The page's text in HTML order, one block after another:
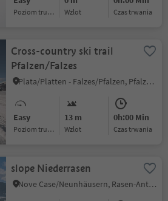
Poziom trudności Wzlot czas trwania
Cross-country ski trail
Pfalzen/Falzes
Plata/Platten - Falzes/Pfalzen, Pfalzen/Falzes, Dolomites Region Kronplatz/Plan de Corones
Easy
Poziom trudności
13 m
Wzlot
0h:00 Min
czas trwania
slope Niederrasen
Nove Case/Neunhäusern, Rasen-Antholz/Rasun Anterselva, Dolomites Region Kronplatz/Plan de Corones